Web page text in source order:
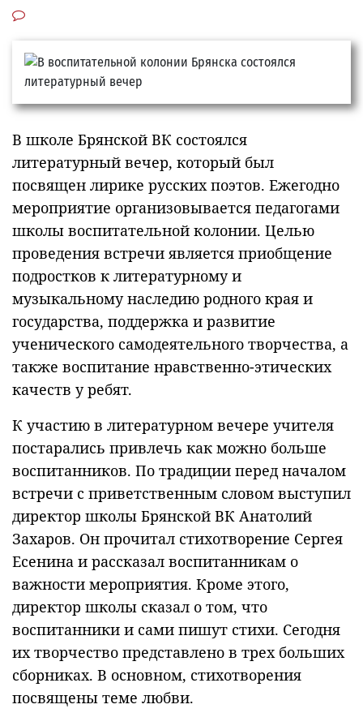
В школе Брянской ВК состоялся
литературный вечер, который был
посвящен лирике русских поэтов. Ежегодно
мероприятие организовывается педагогами
школы воспитательной колонии. Целью
проведения встречи является приобщение
подростков к литературному и
музыкальному наследию родного края и
государства, поддержка и развитие
ученического самодеятельного творчества, а
также воспитание нравственно-этических
качеств у ребят.
К участию в литературном вечере учителя
постарались привлечь как можно больше
воспитанников. По традиции перед началом
встречи с приветственным словом выступил
директор школы Брянской ВК Анатолий
Захаров. Он прочитал стихотворение Сергея
Есенина и рассказал воспитанникам о
важности мероприятия. Кроме этого,
директор школы сказал о том, что
воспитанники и сами пишут стихи. Сегодня
их творчество представлено в трех больших
сборниках. В основном, стихотворения
посвящены теме любви.